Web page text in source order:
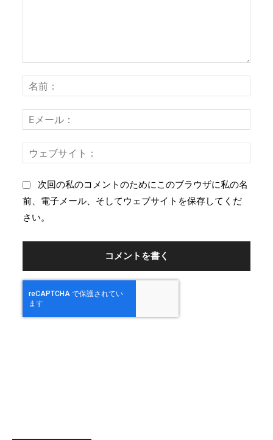
メ
ト
：
前
メ
ル
ェ
：
次回の私のコメントのためにこのブラウザに私の名
前、電子メール、そしてウェブサイトを保存してくだ
さい。